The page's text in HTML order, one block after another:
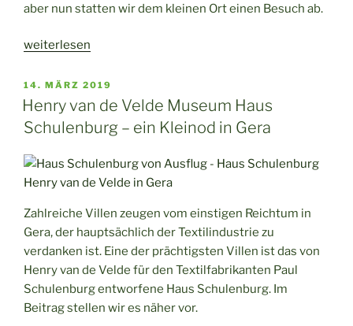
aber nun statten wir dem kleinen Ort einen Besuch ab.
„Kapelle
Clara
und
das
Rittergut
–
Unterwegs
Heinersgrün“
weiterlesen
VERÖFFENTLICHT
AM
14. MÄRZ 2019
Henry van de Velde Museum Haus
Schulenburg – ein Kleinod in Gera
Zahlreiche Villen zeugen vom einstigen Reichtum in
Gera, der hauptsächlich der Textilindustrie zu
verdanken ist. Eine der prächtigsten Villen ist das von
Henry van de Velde für den Textilfabrikanten Paul
Schulenburg entworfene Haus Schulenburg. Im
Beitrag stellen wir es näher vor.